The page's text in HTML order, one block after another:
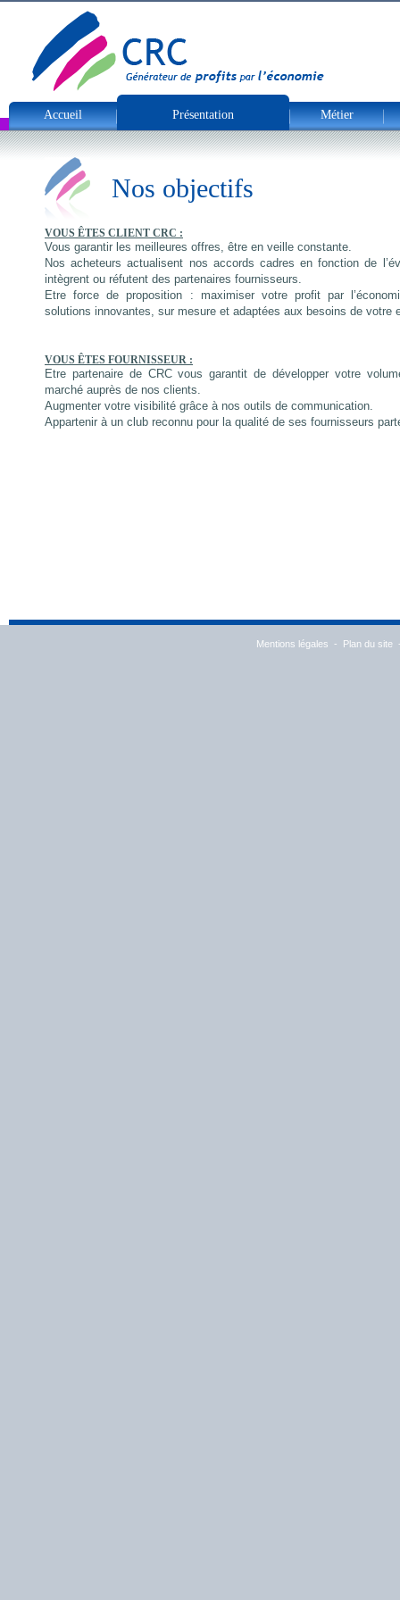
Nos objectifs
VOUS ÊTES CLIENT CRC :
Vous garantir les meilleures offres, être en veille constante.
Nos acheteurs actualisent nos accords cadres en fonction de
intègrent ou réfutent des partenaires fournisseurs.
Etre force de proposition : maximiser votre profit par
solutions innovantes, sur mesure et adaptées aux besoins de votre
VOUS ÊTES FOURNISSEUR :
Etre partenaire de CRC vous garantit de développer votre
marché auprès de nos clients.
Augmenter votre visibilité grâce à nos outils de communication.
Appartenir à un club reconnu pour la qualité de ses fournisseurs
Accueil Présentation Métier
Mentions légales - Plan du site